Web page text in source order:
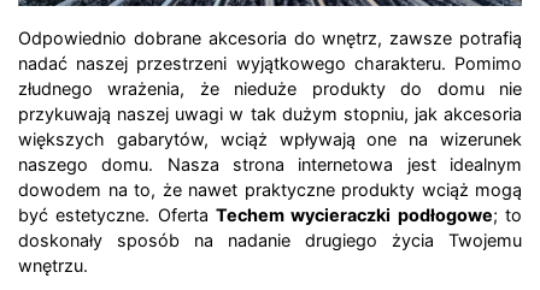
Odpowiednio dobrane akcesoria do wnętrz, zawsze potrafią
nadać naszej przestrzeni wyjątkowego charakteru. Pomimo
złudnego wrażenia, że nieduże produkty do domu nie
przykuwają naszej uwagi w tak dużym stopniu, jak akcesoria
większych gabarytów, wciąż wpływają one na wizerunek
naszego domu. Nasza strona internetowa jest idealnym
dowodem na to, że nawet praktyczne produkty wciąż mogą
być estetyczne. Oferta Techem wycieraczki podłogowe; to
doskonały sposób na nadanie drugiego życia Twojemu
wnętrzu.